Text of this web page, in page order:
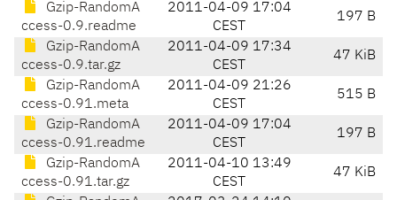
Gzip-RandomA
ccess-0.9.readme
2011-04-09 17:04
CEST
197 B
Gzip-RandomA
ccess-0.9.tar.gz
2011-04-09 17:34
CEST
47 KiB
Gzip-RandomA
ccess-0.91.meta
2011-04-09 21:26
CEST
515 B
Gzip-RandomA
ccess-0.91.readme
2011-04-09 17:04
CEST
197 B
Gzip-RandomA
ccess-0.91.tar.gz
2011-04-10 13:49
CEST
47 KiB